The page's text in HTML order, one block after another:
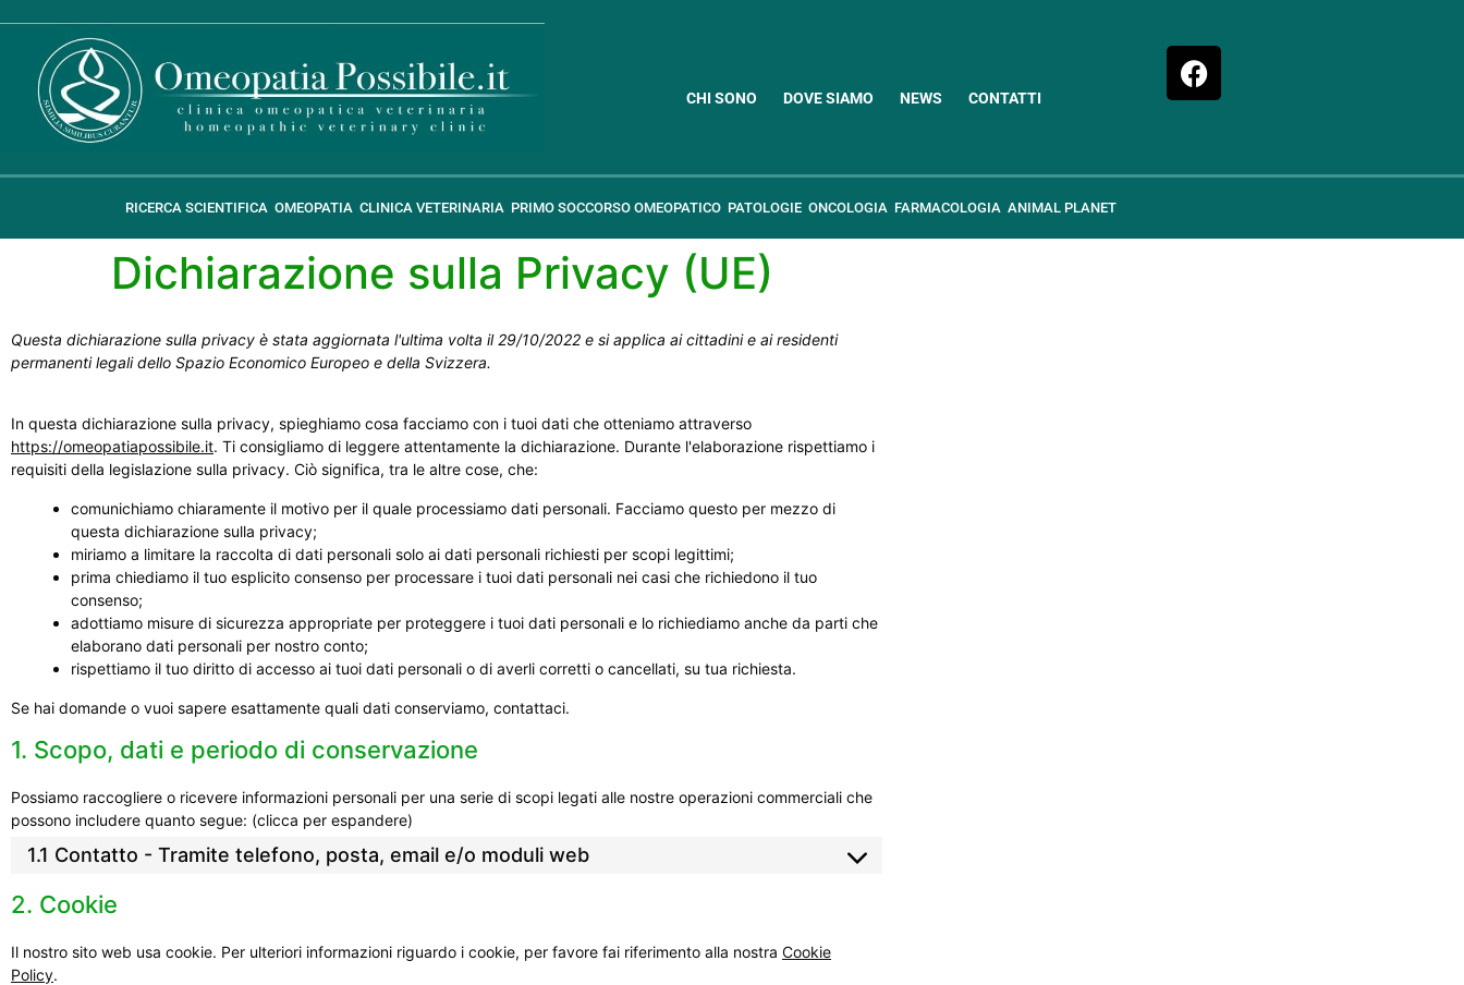
CHI SONO DOVE SIAMO NEWS CONTATTI
RICERCA SCIENTIFICA OMEOPATIA CLINICA VETERINARIA PRIMO SOCCORSO OMEOPATICO PATOLOGIE ONCOLOGIA FARMACOLOGIA ANIMAL PLANET
Dichiarazione sulla Privacy (UE)
Questa dichiarazione sulla privacy è stata aggiornata l'ultima volta il 29/10/2022 e si applica ai cittadini e ai residenti
permanenti legali dello Spazio Economico Europeo e della Svizzera.
In questa dichiarazione sulla privacy, spieghiamo cosa facciamo con i tuoi dati che otteniamo attraverso
https://omeopatiapossibile.it. Ti consigliamo di leggere attentamente la dichiarazione. Durante l'elaborazione rispettiamo i
requisiti della legislazione sulla privacy. Ciò significa, tra le altre cose, che:
comunichiamo chiaramente il motivo per il quale processiamo dati personali. Facciamo questo per mezzo di
questa dichiarazione sulla privacy;
miriamo a limitare la raccolta di dati personali solo ai dati personali richiesti per scopi legittimi;
prima chiediamo il tuo esplicito consenso per processare i tuoi dati personali nei casi che richiedono il tuo
consenso;
adottiamo misure di sicurezza appropriate per proteggere i tuoi dati personali e lo richiediamo anche da parti che
elaborano dati personali per nostro conto;
rispettiamo il tuo diritto di accesso ai tuoi dati personali o di averli corretti o cancellati, su tua richiesta.
Se hai domande o vuoi sapere esattamente quali dati conserviamo, contattaci.
1. Scopo, dati e periodo di conservazione
Possiamo raccogliere o ricevere informazioni personali per una serie di scopi legati alle nostre operazioni commerciali che
possono includere quanto segue: (clicca per espandere)
1.1 Contatto - Tramite telefono, posta, email e/o moduli web
2. Cookie
Il nostro sito web usa cookie. Per ulteriori informazioni riguardo i cookie, per favore fai riferimento alla nostra Cookie
Policy.